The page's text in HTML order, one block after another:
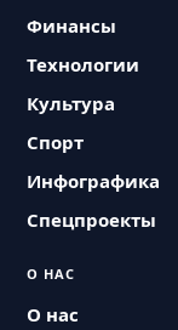
Финансы
Технологии
Культура
Спорт
Инфографика
Спецпроекты
О НАС
О нас